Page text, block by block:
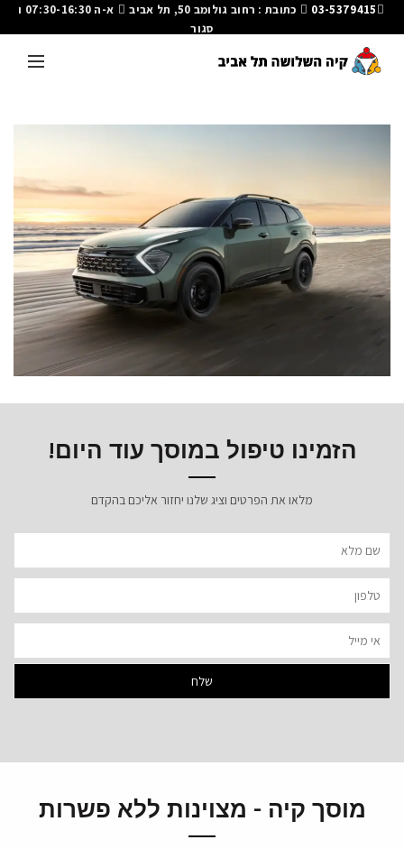
03-5379415 כתובת : רחוב גולומב 50, תל אביב
א-ה 07:30-16:30 ו
סגור
הזמינו טיפול במוסך עוד היום!
מלאו את הפרטים וציג שלנו יחזור אליכם בהקדם
מוסך קיה - מצוינות ללא פשרות